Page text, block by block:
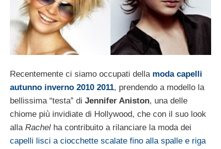
Recentemente ci siamo occupati della moda capelli
autunno inverno 2010 2011, prendendo a modello la
bellissima “testa” di Jennifer Aniston, una delle
chiome più invidiate di Hollywood, che con il suo look
allaRachel ha contribuito a rilanciare la moda dei
capelli lisci a ciocchette scalate fino alla spalle e riga